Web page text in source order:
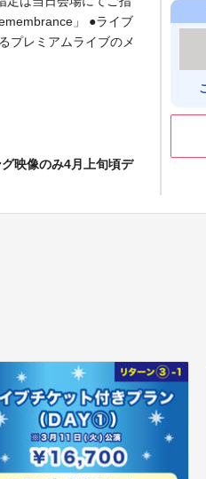
」 ●ライブ
プレミアムライブのメ
映像のみ4月上旬頃デ